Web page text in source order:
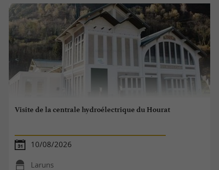
Visite de la centrale hydroélectrique du Hourat
10/08/2026
Laruns